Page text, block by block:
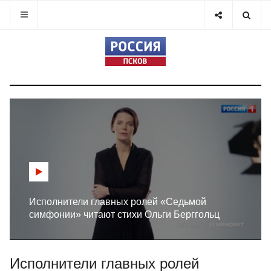
Исполнители главных ролей «Седьмой
симфонии» читают стихи Ольги Берггольц
Исполнители главных ролей